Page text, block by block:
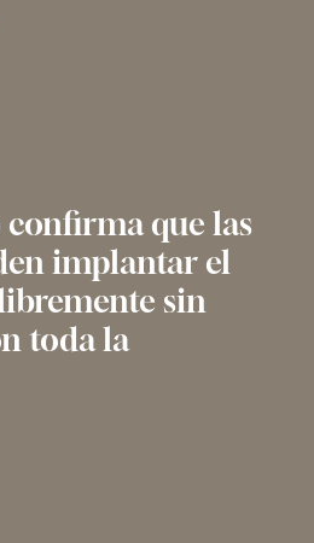
confirma que las
implantar el
sin
toda la